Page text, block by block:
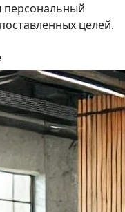
персональный
целей.